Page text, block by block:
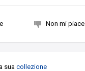
Non mi piace
suacollezione